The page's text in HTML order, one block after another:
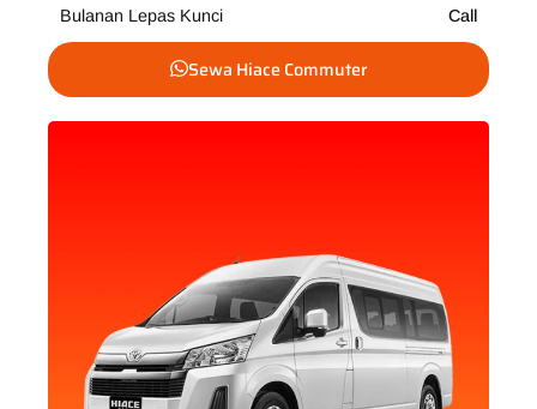
Bulanan Lepas Kunci Call
Sewa Hiace Commuter